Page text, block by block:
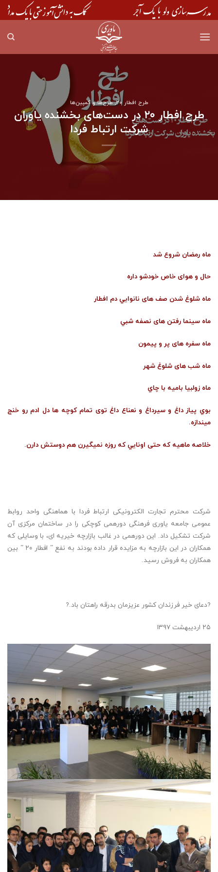
Skip
to
طرح افطار ۲۰ ,طرح‌ها و کمپین‌ها
طرح افطار ۲۰ در دست‌های بخشنده یاوران
شرکت ارتباط فردا
ماه رمضان شروع شد
حال و هواى خاص خودشو داره
ماه شلوغ شدن صف هاى نانوايي دم افطار
ماه سينما رفتن هاى نصفه شبي
ماه سفره هاى پر و پيمون
ماه شب هاى شلوغ شهر
ماه زولبيا باميه با چاي
بوي پياز داغ و سيرداغ و نعناع داغ توى تمام كوچه ها دل ادم رو خنج
ميندازه.
خلاصه ماهيه كه حتى اونايي كه روزه نميگيرن هم دوستش دارن.
شرکت محترم تجارت الکترونیکی ارتباط فردا با هماهنگی واحد روابط
عمومی جامعه یاوری فرهنگی دورهمی کوچکی را در ساختمان مرکزی آن
شرکت تشکیل داد. این دورهمی در غالب بازارچه خیریه ای، با وسایلی که
همکاران در این بازارچه به مزایده قرار داده بودند به نفع ” افطار ۲۰ ” بین
همکاران به فروش رسید.
?دعای خیر فرزندان کشور عزیزمان بدرقه راهتان باد.?
۲۵ اردیبهشت ۱۳۹۷